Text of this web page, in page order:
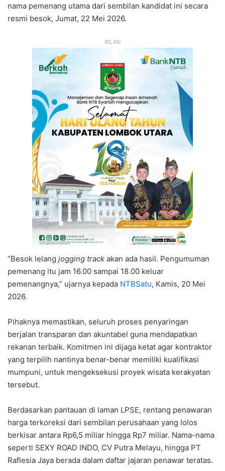
nama pemenang utama dari sembilan kandidat ini secara
resmi besok, Jumat, 22 Mei 2026.
IKLAN
“Besok lelang jogging track akan ada hasil. Pengumuman
pemenang itu jam 16.00 sampai 18.00 keluar
pemenangnya,” ujarnya kepada NTBSatu, Kamis, 20 Mei
2026.
Pihaknya memastikan, seluruh proses penyaringan
berjalan transparan dan akuntabel guna mendapatkan
rekanan terbaik. Komitmen ini dijaga ketat agar kontraktor
yang terpilih nantinya benar-benar memiliki kualifikasi
mumpuni, untuk mengeksekusi proyek wisata kerakyatan
tersebut.
Berdasarkan pantauan di laman LPSE, rentang penawaran
harga terkoreksi dari sembilan perusahaan yang lolos
berkisar antara Rp6,5 miliar hingga Rp7 miliar. Nama-nama
seperti SEXY ROAD INDO, CV Putra Melayu, hingga PT
Raflesia Jaya berada dalam daftar jajaran penawar teratas.